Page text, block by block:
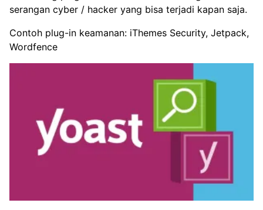
serangan cyber / hacker yang bisa terjadi kapan saja.
Contoh plug-in keamanan: iThemes Security, Jetpack,
Wordfence